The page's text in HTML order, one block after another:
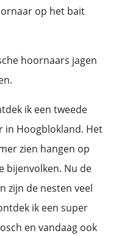
op het bait
hoornaars jagen
ik een tweede
in Hoogblokland. Het
zien hangen op
bijenvolken. Nu de
zijn de nesten veel
ik een super
en vandaag ook